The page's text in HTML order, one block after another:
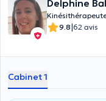
Delphine
9.8|62 avis
Cabinet 1